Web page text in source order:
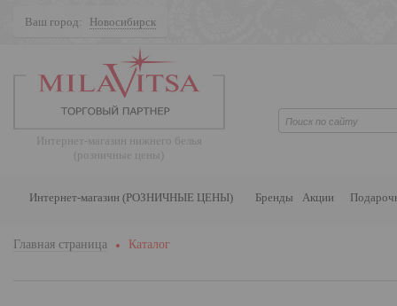
Ваш город: Новосибирск
Интернет-магазин нижнего белья
(розничные цены)
Интернет-магазин (РОЗНИЧНЫЕ ЦЕНЫ) Бренды Акции
Главная страница Каталог